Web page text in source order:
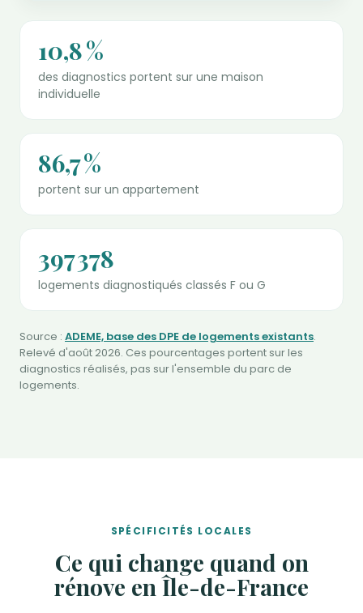
10,8 %
des diagnostics portent sur une maison
individuelle
86,7 %
portent sur un appartement
397 378
logements diagnostiqués classés F ou G
Source : ADEME, base des DPE de logements existants.
Relevé d'août 2026. Ces pourcentages portent sur les
diagnostics réalisés, pas sur l'ensemble du parc de
logements.
SPÉCIFICITÉS LOCALES
Ce qui change quand on
rénove en Île-de-France